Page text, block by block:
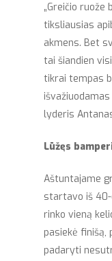
„Greičio ruože
tiksliausias
akmens. Bet
tai šiandien
tikrai tempas
lyderis
Lūžęs
Aštuntajame
startavo iš
rinko vieną
pasiekė finišą,
padaryti